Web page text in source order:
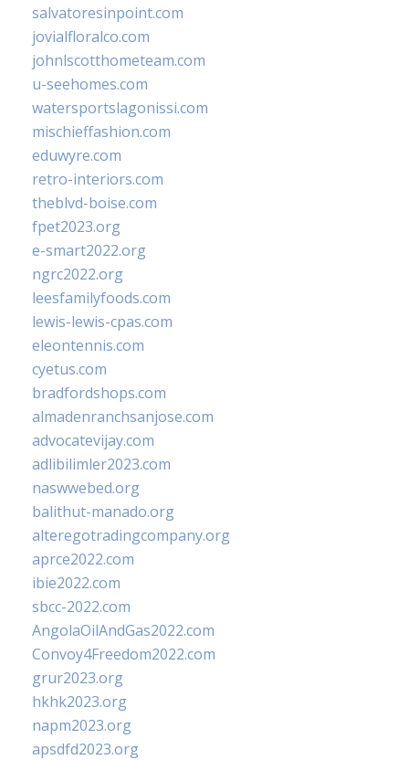
salvatoresinpoint.com
jovialfloralco.com
johnlscotthometeam.com
u-seehomes.com
watersportslagonissi.com
mischieffashion.com
eduwyre.com
retro-interiors.com
theblvd-boise.com
fpet2023.org
e-smart2022.org
ngrc2022.org
leesfamilyfoods.com
lewis-lewis-cpas.com
eleontennis.com
cyetus.com
bradfordshops.com
almadenranchsanjose.com
advocatevijay.com
adlibilimler2023.com
naswwebed.org
balithut-manado.org
alteregotradingcompany.org
aprce2022.com
ibie2022.com
sbcc-2022.com
AngolaOilAndGas2022.com
Convoy4Freedom2022.com
grur2023.org
hkhk2023.org
napm2023.org
apsdfd2023.org